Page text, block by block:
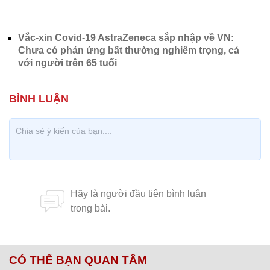
Vắc-xin Covid-19 AstraZeneca sắp nhập về VN:
Chưa có phản ứng bất thường nghiêm trọng, cả
với người trên 65 tuổi
CÓ THỂ BẠN QUAN TÂM